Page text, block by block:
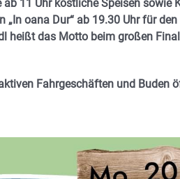
ab 11 Uhr köstliche Speisen sowie
„In oana Dur“ ab 19.30 Uhr für
heißt das Motto beim großen
Fahrgeschäften und Buden